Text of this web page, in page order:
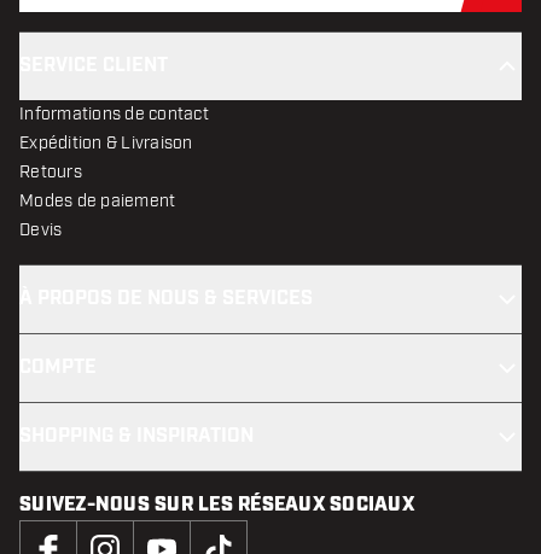
Informations de contact
Expédition & Livraison
Retours
Modes de paiement
Devis
SUIVEZ-NOUS SUR LES RÉSEAUX SOCIAUX